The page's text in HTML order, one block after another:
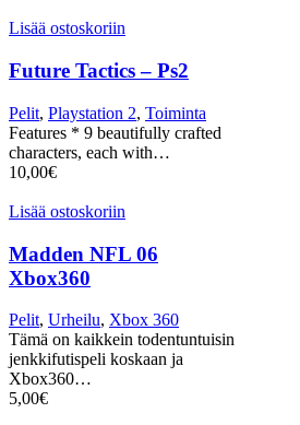
Lisää ostoskoriin
Future Tactics – Ps2
Pelit, Playstation 2, Toiminta
Features * 9 beautifully crafted
characters, each with…
10,00€
Lisää ostoskoriin
Madden NFL 06
Xbox360
Pelit, Urheilu, Xbox 360
Tämä on kaikkein todentuntuisin
jenkkifutispeli koskaan ja
Xbox360…
5,00€